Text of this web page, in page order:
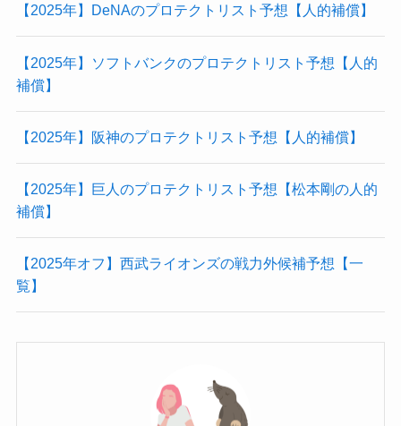
【2025年】DeNAのプロテクトリスト予想【人的補償】
【2025年】ソフトバンクのプロテクトリスト予想【人的
補償】
【2025年】阪神のプロテクトリスト予想【人的補償】
【2025年】巨人のプロテクトリスト予想【松本剛の人的
補償】
【2025年オフ】西武ライオンズの戦力外候補予想【一
覧】